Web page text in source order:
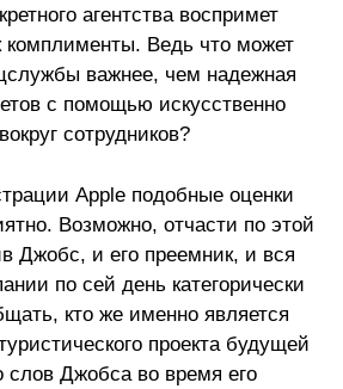
агентства воспримет
комплименты. Ведь что может
важнее, чем надежная
с помощью искусственно
сотрудников?
Apple подобные оценки
Возможно, отчасти по этой
Джобс, и его преемник, и вся
по сей день категорически
кто же именно является
проекта будущей
Джобса во время его